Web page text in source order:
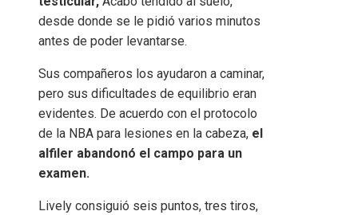
desde donde se le pidió varios minutos
antes de poder levantarse.
Sus compañeros los ayudaron a caminar,
pero sus dificultades de equilibrio eran
evidentes. De acuerdo con el protocolo
de la NBA para lesiones en la cabeza, el
alfiler abandonó el campo para un
examen.
Lively consiguió seis puntos, tres tiros,